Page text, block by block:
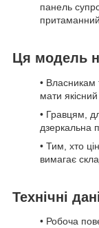
панель
Ця модель
• Власникам
мати
• Гравцям,
дзеркальна
• Тим, хто
вимагає
Технічні
• Робоча